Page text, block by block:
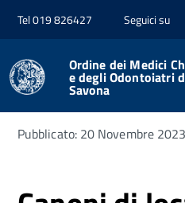
Tel 019 826427 Seguici su
Ordine dei Medici
e degli Odontoiatri
Savona
Home Amministrazione
Pubblicato: 20 Novembre 2023